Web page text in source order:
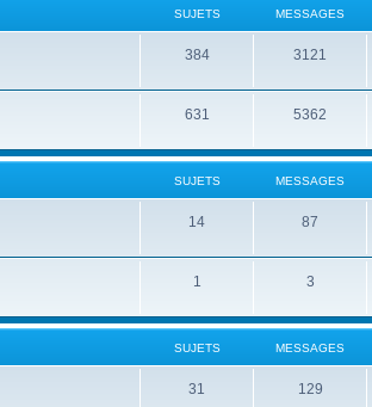
SUJETS MESSAGES
384 3121
631 5362
SUJETS MESSAGES
14 87
1 3
SUJETS MESSAGES
31 129